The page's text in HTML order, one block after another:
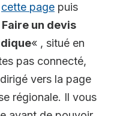
cette page puis
Faire un devis
« , situé en
pas connecté,
vers la page
régionale. Il vous